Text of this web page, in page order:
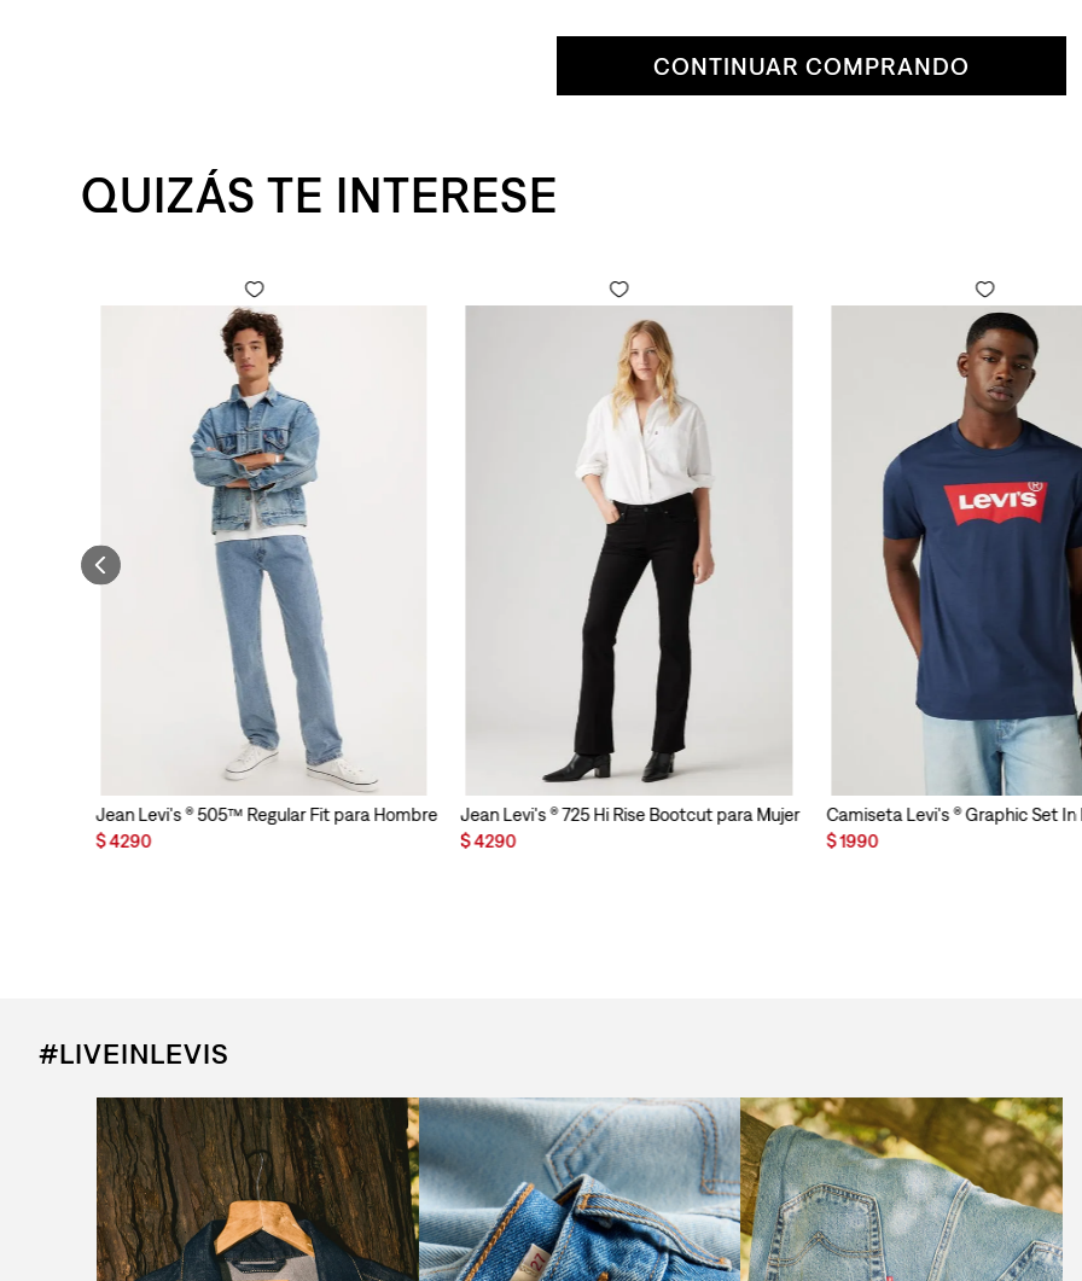
CONTINUAR COMPRANDO
QUIZÁS TE INTERESE
Jean Levi's ® 505™ Regular Fit para Hombre
$4290
Jean Levi's ® 725 Hi Rise Bootcut para Mujer
$4290
Camiseta Levi's ® Graphic Set
$1990
#LIVEINLEVIS